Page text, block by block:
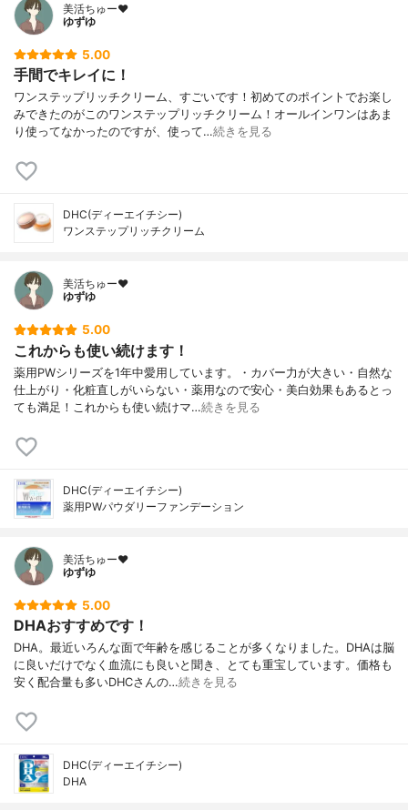
美活ちゅー❤️
ゆずゆ
5.00
手間でキレイに！
ワンステップリッチクリーム、すごいです！初めてのポイントでお楽し
みできたのがこのワンステップリッチクリーム！オールインワンはあま
り使ってなかったのですが、使って…続きを見る
DHC(ディーエイチシー)
ワンステップリッチクリーム
美活ちゅー❤️
ゆずゆ
5.00
これからも使い続けます！
薬用PWシリーズを1年中愛用しています。・カバー力が大きい・自然な
仕上がり・化粧直しがいらない・薬用なので安心・美白効果もあるとっ
ても満足！これからも使い続けマ…続きを見る
DHC(ディーエイチシー)
薬用PWパウダリーファンデーション
美活ちゅー❤️
ゆずゆ
5.00
DHAおすすめです！
DHA。最近いろんな面で年齢を感じることが多くなりました。DHAは脳
に良いだけでなく血流にも良いと聞き、とても重宝しています。価格も
安く配合量も多いDHCさんの…続きを見る
DHC(ディーエイチシー)
DHA